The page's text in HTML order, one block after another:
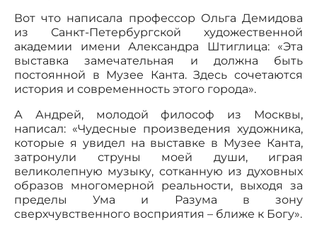
Вот что написала профессор Ольга Демидова
из Санкт-Петербургской художественной
академии имени Александра Штиглица: «Эта
выставка замечательная и должна быть
постоянной в Музее Канта. Здесь сочетаются
история и современность этого города».
А Андрей, молодой философ из Москвы,
написал: «Чудесные произведения художника,
которые я увидел на выставке в Музее Канта,
затронули струны моей души, играя
великолепную музыку, сотканную из духовных
образов многомерной реальности, выходя за
пределы Ума и Разума в зону
сверхчувственного восприятия – ближе к Богу».